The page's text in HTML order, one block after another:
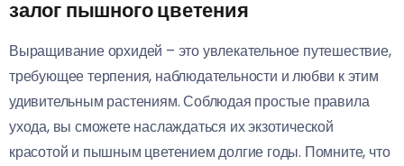
залог пышного цветения
Выращивание орхидей – это увлекательное путешествие,
требующее терпения, наблюдательности и любви к этим
удивительным растениям. Соблюдая простые правила
ухода, вы сможете наслаждаться их экзотической
красотой и пышным цветением долгие годы. Помните, что